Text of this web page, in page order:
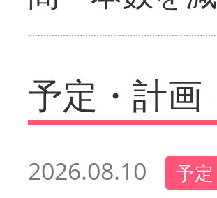
予定・計画
2026.08.10 予